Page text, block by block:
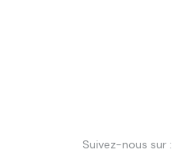
Suivez-nous sur :